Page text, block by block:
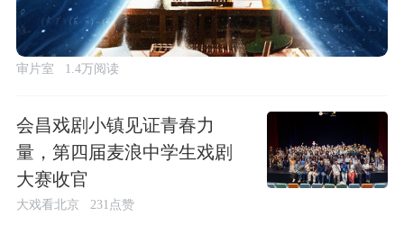
审片室 1.4万阅读
会昌戏剧小镇见证青春力
量，第四届麦浪中学生戏剧
大赛收官
大戏看北京 231点赞